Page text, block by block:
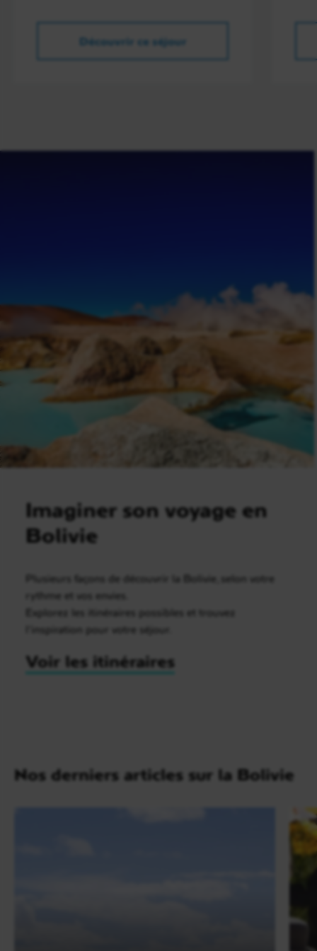
Découvrir ce séjour
Imaginer son voyage en
Bolivie
Plusieurs façons de découvrir la Bolivie, selon votre
rythme et vos envies.
Explorez les itinéraires possibles et trouvez
l’inspiration pour votre séjour.
Voir les itinéraires
Nos derniers articles sur la Bolivie